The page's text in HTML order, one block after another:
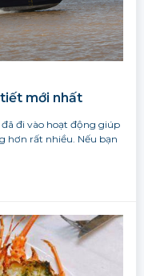
mới nhất
đi vào hoạt động giúp
hơn rất nhiều. Nếu bạn